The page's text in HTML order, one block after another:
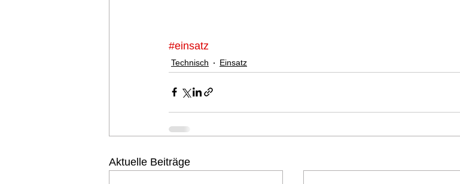
#einsatz
Technisch Einsatz
Aktuelle Beiträge